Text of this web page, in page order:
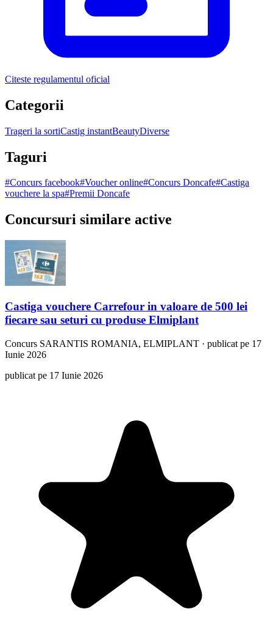
Citeste regulamentul oficial
Categorii
Trageri la sortiCastig instantBeautyDiverse
Taguri
#Concurs facebook#Voucher online#Concurs Doncafe#Castiga
vouchere la spa#Premii Doncafe
Concursuri similare active
Castiga vouchere Carrefour in valoare de 500 lei
fiecare sau seturi cu produse Elmiplant
Concurs SARANTIS ROMANIA, ELMIPLANT · publicat pe 17
Iunie 2026
publicat pe 17 Iunie 2026